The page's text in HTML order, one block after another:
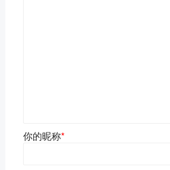
你的昵称*